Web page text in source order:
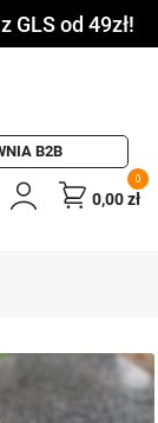
GLS od 49zł!
B2B
0
0,00zł